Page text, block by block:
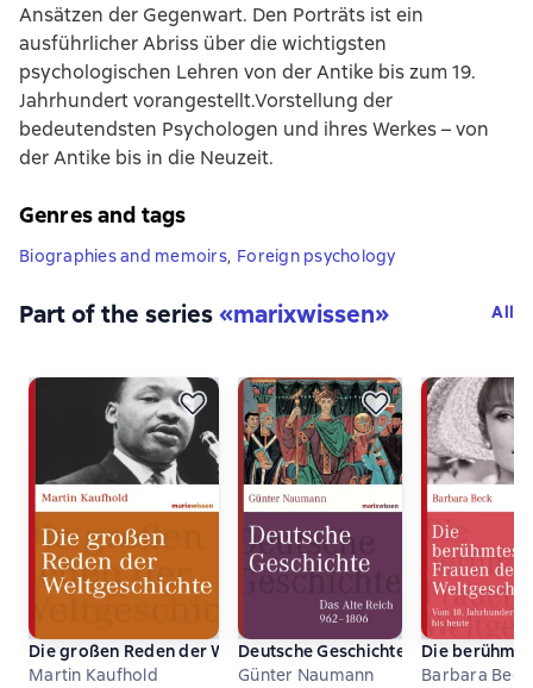
Ansätzen der Gegenwart. Den Porträts ist ein
ausführlicher Abriss über die wichtigsten
psychologischen Lehren von der Antike bis zum 19.
Jahrhundert vorangestellt.Vorstellung der
bedeutendsten Psychologen und ihres Werkes – von
der Antike bis in die Neuzeit.
Genres and tags
Biographies and memoirs, Foreign psychology
Part of the series«marixwissen» All
Die großen Reden der Weltgeschichte
Martin Kaufhold
Deutsche Geschichte
Günter Naumann
Die
Barbara Beck